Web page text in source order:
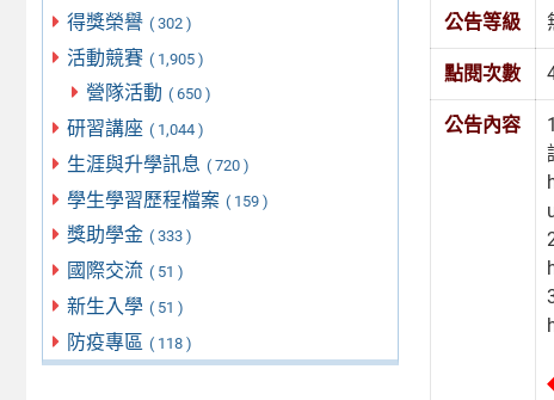
得獎榮譽 ( 302 )
活動競賽 ( 1,905 )
營隊活動 ( 650 )
研習講座 ( 1,044 )
生涯與升學訊息 ( 720 )
學生學習歷程檔案 ( 159 )
獎助學金 ( 333 )
國際交流 ( 51 )
新生入學 ( 51 )
防疫專區 ( 118 )
公告等級
點閱次數
公告內容